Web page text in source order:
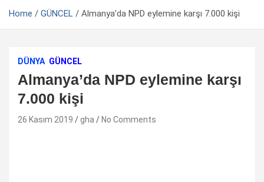
Home GÜNCEL Almanya’da NPD eylemine karşı 7.000 kişi
DÜNYA GÜNCEL
Almanya’da NPD eylemine karşı
7.000 kişi
26 Kasım 2019 gha No Comments